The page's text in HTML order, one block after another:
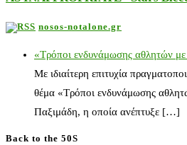
nosos-notalone.gr
«Τρόποι ενδυνάμωσης αθλητών
Με ιδιαίτερη επιτυχία
θέμα «Τρόποι ενδυνάμωσης
Παξιμάδη, η οποία ανέπτυξε […]
Back to the 50S